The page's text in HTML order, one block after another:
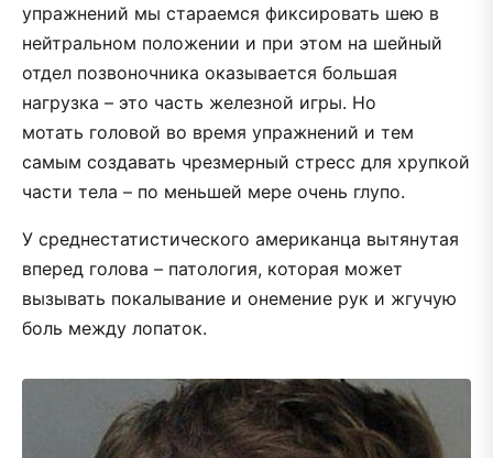
упражнений мы стараемся фиксировать шею в
нейтральном положении и при этом на шейный
отдел позвоночника оказывается большая
нагрузка – это часть железной игры. Но
мотать головой во время упражнений и тем
самым создавать чрезмерный стресс для хрупкой
части тела – по меньшей мере очень глупо.
У среднестатистического американца вытянутая
вперед голова – патология, которая может
вызывать покалывание и онемение рук и жгучую
боль между лопаток.